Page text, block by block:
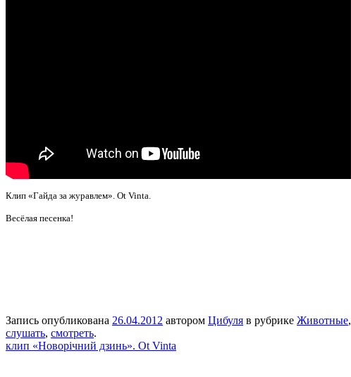
Клип «Гайда за журавлем». Ot Vinta.
Весёлая песенка!
Запись опубликована 26.04.2012 автором Цибуля в рубрике Животные,
слушать, смотреть.
клип «Новорічний дзинь». Ot Vinta